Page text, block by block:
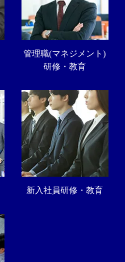
管理職(マネジメント)
研修・教育
新入社員研修・教育